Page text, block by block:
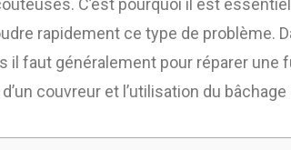
C’est pourquoi il est
rapidement ce type de problème.
faut généralement pour réparer une
couvreur et l’utilisation du